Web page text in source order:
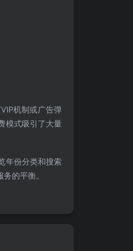
机制或广告弹
模式吸引了大量
年份分类和搜索
的平衡。